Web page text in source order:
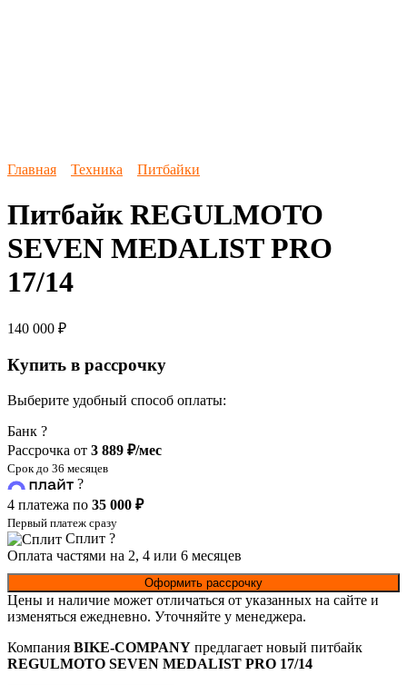
Главная Техника Питбайки
Питбайк REGULMOTO
SEVEN MEDALIST PRO
17/14
140 000 ₽
Купить в рассрочку
Выберите удобный способ оплаты:
Банк ?
Рассрочка от 3 889 ₽/мес
Срок до 36 месяцев
?
4 платежа по 35 000 ₽
Первый платеж сразу
Сплит ?
Оплата частями на 2, 4 или 6 месяцев
Оформить рассрочку
Цены и наличие может отличаться от указанных на сайте и
изменяться ежедневно. Уточняйте у менеджера.
Компания BIKE-COMPANY предлагает новый питбайк
REGULMOTO SEVEN MEDALIST PRO 17/14